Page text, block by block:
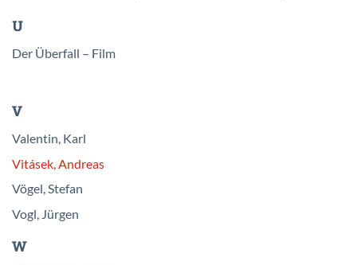
U
Der Überfall – Film
V
Valentin, Karl
Vitásek, Andreas
Vögel, Stefan
Vogl, Jürgen
W